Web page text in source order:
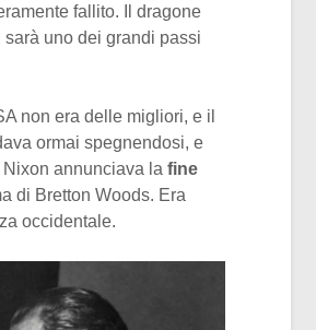
fallito. Il dragone
uno dei grandi passi
non era delle migliori, e il
ormai spegnendosi, e
annunciava la fine
di Bretton Woods. Era
occidentale.